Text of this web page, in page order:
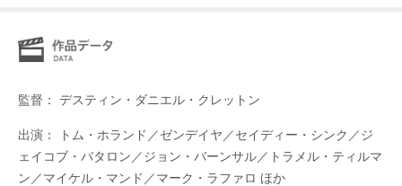
監督： デスティン・ダニエル・クレットン
出演： トム・ホランド／ゼンデイヤ／セイディー・シンク／ジ
ェイコブ・バタロン／ジョン・バーンサル／トラメル・ティルマ
ン／マイケル・マンド／マーク・ラファロ ほか